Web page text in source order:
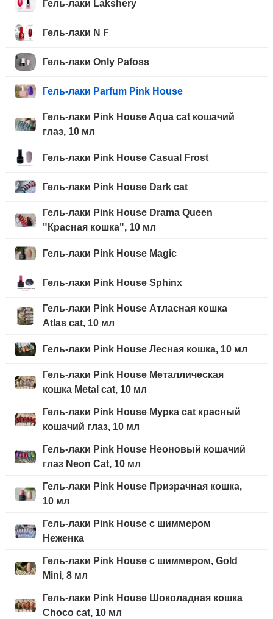
Гель-лаки Lakshery
Гель-лаки N F
Гель-лаки Only Pafoss
Гель-лаки Parfum Pink House
Гель-лаки Pink House Aqua cat кошачий
глаз, 10 мл
Гель-лаки Pink House Casual Frost
Гель-лаки Pink House Dark cat
Гель-лаки Pink House Drama Queen
"Красная кошка", 10 мл
Гель-лаки Pink House Magic
Гель-лаки Pink House Sphinx
Гель-лаки Pink House Атласная кошка
Atlas cat, 10 мл
Гель-лаки Pink House Лесная кошка, 10 мл
Гель-лаки Pink House Металлическая
кошка Metal cat, 10 мл
Гель-лаки Pink House Мурка cat красный
кошачий глаз, 10 мл
Гель-лаки Pink House Неоновый кошачий
глаз Neon Cat, 10 мл
Гель-лаки Pink House Призрачная кошка,
10 мл
Гель-лаки Pink House с шиммером
Неженка
Гель-лаки Pink House с шиммером, Gold
Mini, 8 мл
Гель-лаки Pink House Шоколадная кошка
Choco cat, 10 мл